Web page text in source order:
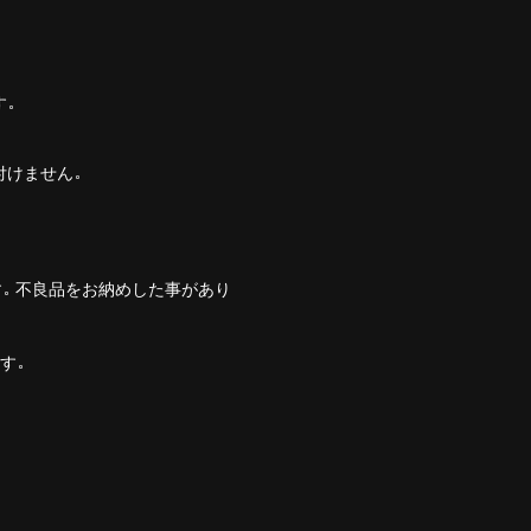
ません。
不良品をお納めした事があり
。